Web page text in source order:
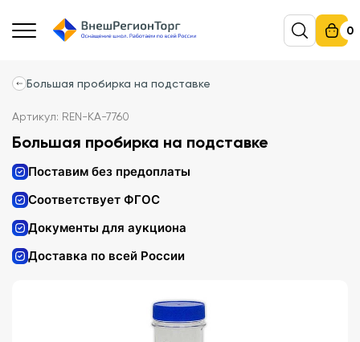
0
Большая пробирка на подставке
Артикул: REN-KA-7760
Большая пробирка на подставке
Поставим без предоплаты
Соответствует ФГОС
Документы для аукциона
Доставка по всей России